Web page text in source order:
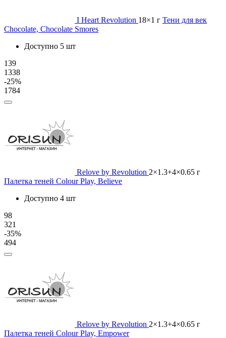
I Heart Revolution 18×1 г Тени для век
Chocolate, Chocolate Smores
Доступно 5 шт
139
1338
-25%
1784
Relove by Revolution 2×1.3+4×0.65 г
Палетка теней Colour Play, Believe
Доступно 4 шт
98
321
-35%
494
Relove by Revolution 2×1.3+4×0.65 г
Палетка теней Colour Play, Empower